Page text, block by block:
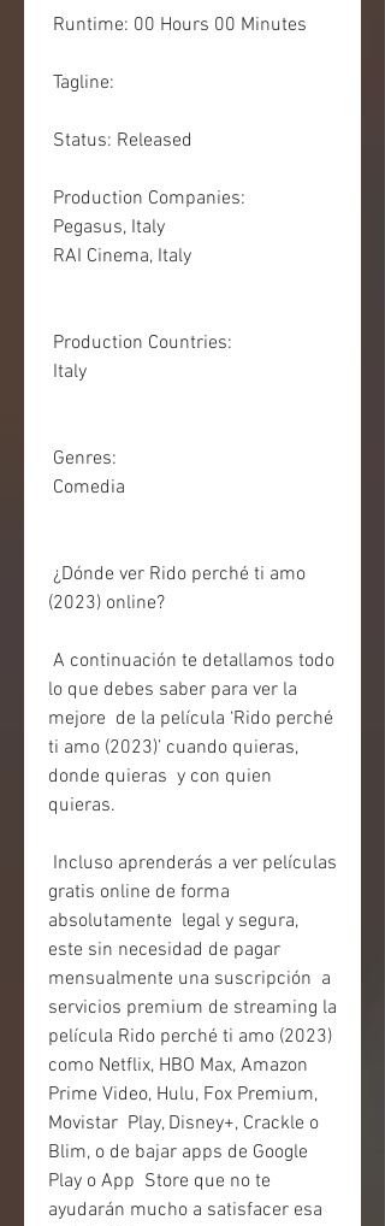
Runtime: 00 Hours 00 Minutes
Tagline:
Status: Released
Production Companies:
Pegasus, Italy
RAI Cinema, Italy
Production Countries:
Italy
Genres:
Comedia
(2023) online?
lo que debes saber para ver la
mejore  de la película ‘Rido perché
ti amo (2023)’ cuando quieras,
donde quieras  y con quien
quieras.
gratis online de forma
absolutamente  legal y segura,
este sin necesidad de pagar
mensualmente una suscripción  a
servicios premium de streaming la
película Rido perché ti amo (2023)
como Netflix, HBO Max, Amazon
Prime Video, Hulu, Fox Premium,
Movistar  Play, Disney+, Crackle o
Blim, o de bajar apps de Google
Play o App  Store que no te
ayudarán mucho a satisfacer esa